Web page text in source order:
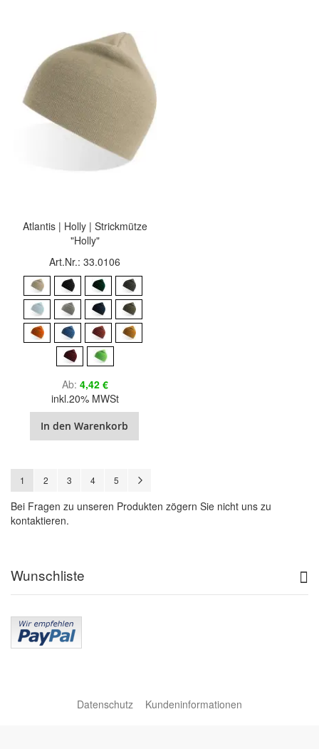
Atlantis | Holly | Strickmütze
"Holly"
Art.Nr.: 33.0106
Ab 4,42 €
inkl.20% MWSt
In den Warenkorb
SeiteSie lesen gerade Seite
1 Seite
2 Seite
3 Seite
4 Seite
5
Bei Fragen zu unseren Produkten zögern Sie nicht uns zu
kontaktieren.
Wunschliste
Datenschutz Kundeninformationen